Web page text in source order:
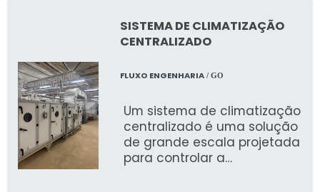
comerciais, industriais e
corporativos por todo o
completa pode incluir desde
câmeras de vigilância
monitorados, controle de
acesso (biometria,
catracas), cercas elétricas,
até sistemas de detecção e
SISTEMA DE CLIMATIZAÇÃO
CENTRALIZADO
FLUXO ENGENHARIA/ GO
Um sistema de climatização
centralizado é uma solução
de grande escala projetada
para controlar a